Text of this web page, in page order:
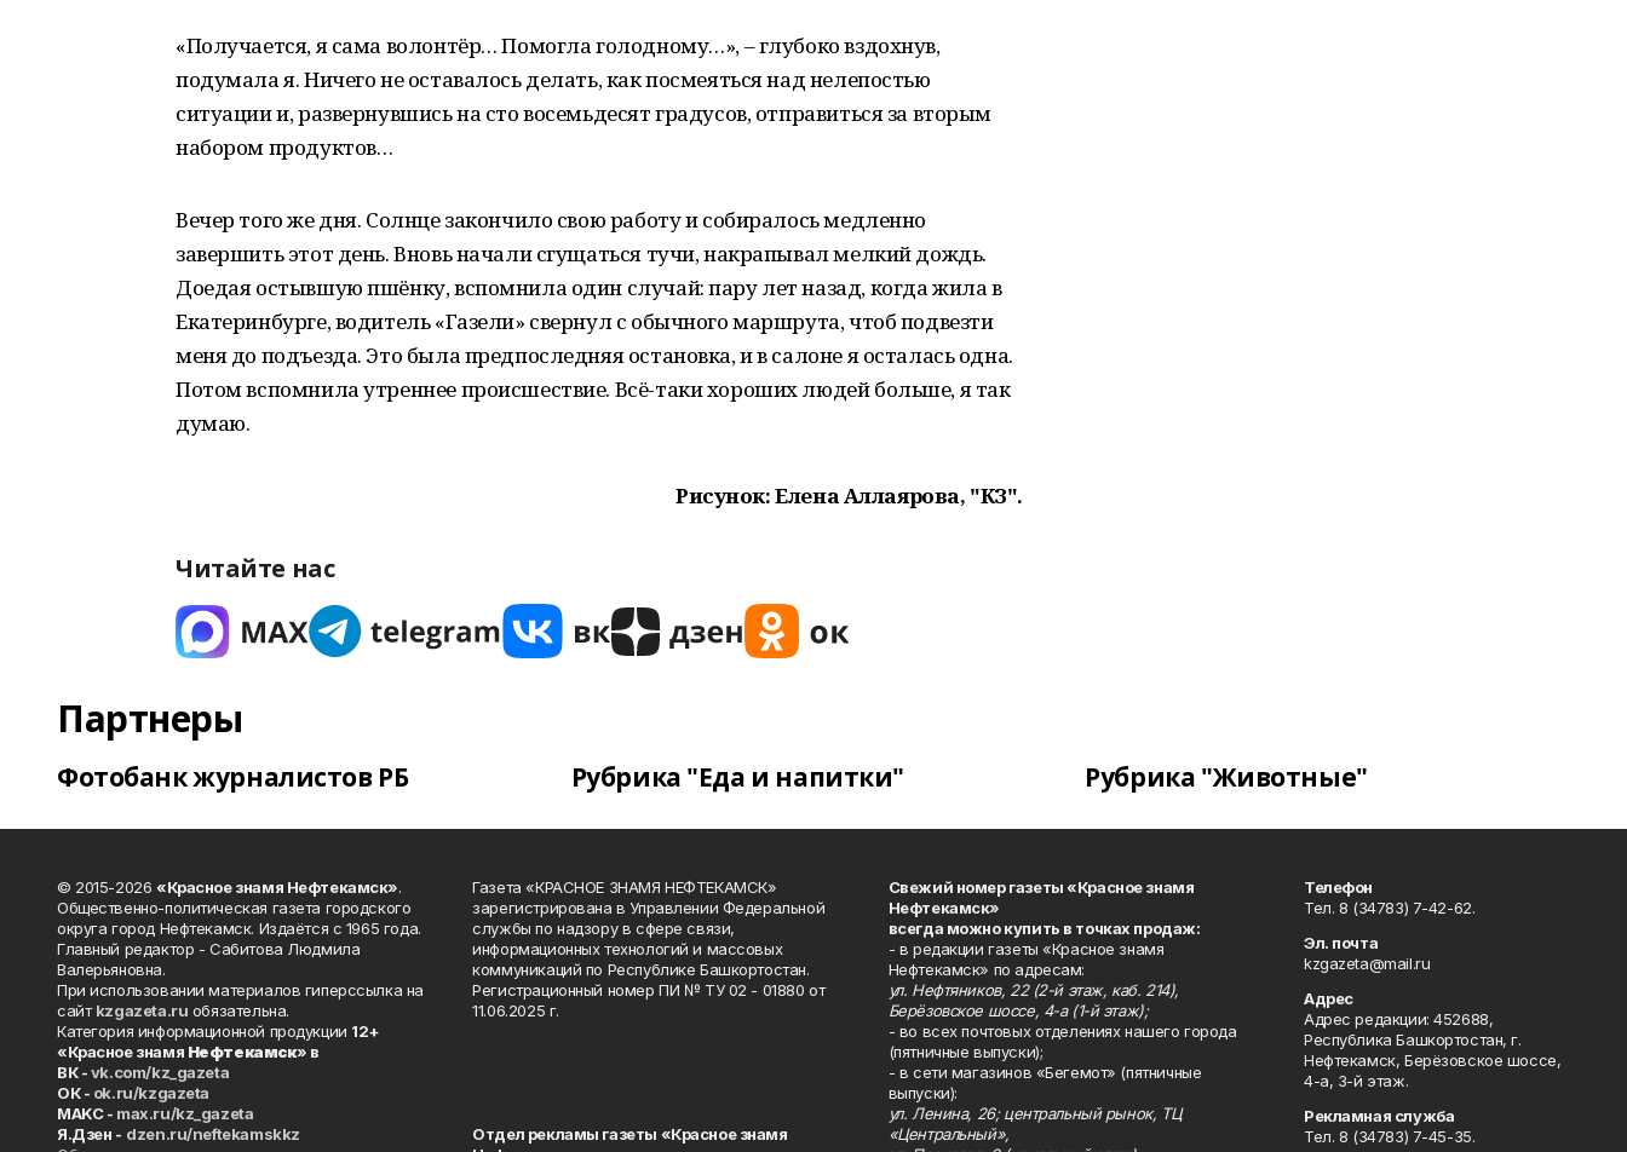
«Получается, я сама волонтёр… Помогла голодному…», – глубоко вздохнув,
подумала я. Ничего не оставалось делать, как посмеяться над нелепостью
ситуации и, развернувшись на сто восемьдесят градусов, отправиться за вторым
набором продуктов…
Вечер того же дня. Солнце закончило свою работу и собиралось медленно
завершить этот день. Вновь начали сгущаться тучи, накрапывал мелкий дождь.
Доедая остывшую пшёнку, вспомнила один случай: пару лет назад, когда жила в
Екатеринбурге, водитель «Газели» свернул с обычного маршрута, чтоб подвезти
меня до подъезда. Это была предпоследняя остановка, и в салоне я осталась одна.
Потом вспомнила утреннее происшествие. Всё-таки хороших людей больше, я так
думаю.
Рисунок: Елена Аллаярова, "КЗ".
Читайте нас
Партнеры
Фотобанк журналистов РБ Рубрика "Еда и напитки" Рубрика "Животные"
© 2015-2026 «Красное знамя Нефтекамск».
Общественно-политическая газета городского
округа город Нефтекамск. Издаётся с 1965 года.
Главный редактор - Сабитова Людмила
Валерьяновна.
При использовании материалов гиперссылка на
сайтkzgazeta.ru обязательна.
Категория информационной продукции 12+
«Красное знамя Нефтекамск» в
ВК -vk.com/kz_gazeta
ОК - ok.ru/kzgazeta
MAKC - max.ru/kz_gazeta
Я.Дзен - dzen.ru/neftekamskkz
Газета «КРАСНОЕ ЗНАМЯ НЕФТЕКАМСК»
зарегистрирована в Управлении Федеральной
службы по надзору в сфере связи,
информационных технологий и массовых
коммуникаций по Республике Башкортостан.
Регистрационный номер ПИ № ТУ 02 - 01880 от
11.06.2025 г.
Отдел рекламы газеты «Красное знамя
Свежий номер газеты «Красное знамя
Нефтекамск»
всегда можно купить в точках продаж:
- в редакции газеты «Красное знамя
Нефтекамск» по адресам:
ул. Нефтяников, 22 (2-й этаж, каб. 214),
Берёзовское шоссе, 4-а (1-й этаж);
- во всех почтовых отделениях нашего города
(пятничные выпуски);
- в сети магазинов «Бегемот» (пятничные
выпуски):
ул. Ленина, 26; центральный рынок, ТЦ
«Центральный»,
Телефон
Тел. 8 (34783) 7-42-62.
Эл. почта
kzgazeta@mail.ru
Адрес
Адрес редакции: 452688,
Республика Башкортостан, г.
Нефтекамск, Берёзовское шоссе,
4-а, 3-й этаж.
Рекламная служба
Тел. 8 (34783) 7-45-35.